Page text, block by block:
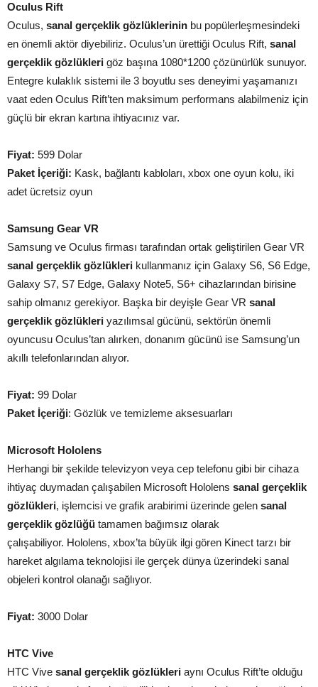
Oculus Rift
Oculus, sanal gerçeklik gözlüklerinin bu popülerleşmesindeki
en önemli aktör diyebiliriz. Oculus’un ürettiği Oculus Rift, sanal
gerçeklik gözlükleri göz başına 1080*1200 çözünürlük sunuyor.
Entegre kulaklık sistemi ile 3 boyutlu ses deneyimi yaşamanızı
vaat eden Oculus Rift’ten maksimum performans alabilmeniz için
güçlü bir ekran kartına ihtiyacınız var.
Fiyat: 599 Dolar
Paket İçeriği: Kask, bağlantı kabloları, xbox one oyun kolu, iki
adet ücretsiz oyun
Samsung Gear VR
Samsung ve Oculus firması tarafından ortak geliştirilen Gear VR
sanal gerçeklik gözlükleri kullanmanız için Galaxy S6, S6 Edge,
Galaxy S7, S7 Edge, Galaxy Note5, S6+ cihazlarından birisine
sahip olmanız gerekiyor. Başka bir deyişle Gear VR sanal
gerçeklik gözlükleri yazılımsal gücünü, sektörün önemli
oyuncusu Oculus’tan alırken, donanım gücünü ise Samsung’un
akıllı telefonlarından alıyor.
Fiyat: 99 Dolar
Paket İçeriği: Gözlük ve temizleme aksesuarları
Microsoft Hololens
Herhangi bir şekilde televizyon veya cep telefonu gibi bir cihaza
ihtiyaç duymadan çalışabilen Microsoft Hololens sanal gerçeklik
gözlükleri, işlemcisi ve grafik arabirimi üzerinde gelen sanal
gerçeklik gözlüğü tamamen bağımsız olarak
çalışabiliyor. Hololens, xbox’ta büyük ilgi gören Kinect tarzı bir
hareket algılama teknolojisi ile gerçek dünya üzerindeki sanal
objeleri kontrol olanağı sağlıyor.
Fiyat: 3000 Dolar
HTC Vive
HTC Vive sanal gerçeklik gözlükleri aynı Oculus Rift’te olduğu